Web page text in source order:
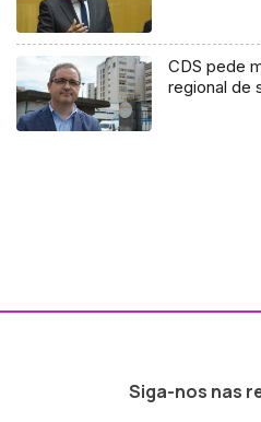
CDS pede
regional de
Siga-nos nas